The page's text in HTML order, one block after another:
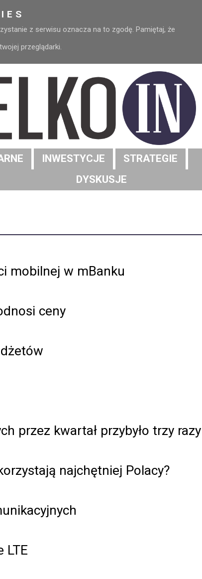
z serwisu oznacza na to zgodę. Pamiętaj, że
przeglądarki.
INWESTYCJE STRATEGIE
DYSKUSJE
mobilnej w mBanku
ceny
przez kwartał przybyło trzy razy
najchętniej Polacy?
LTE